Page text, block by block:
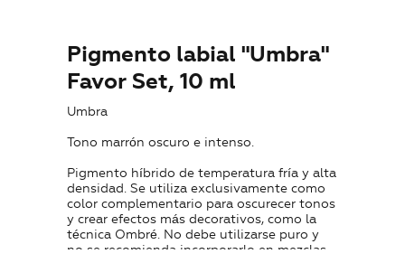
+7 (800) 707-50-92
Pigmento labial "Umbra"
Favor Set, 10 ml
Umbra
Tono marrón oscuro e intenso.
Pigmento híbrido de temperatura fría y alta
densidad. Se utiliza exclusivamente como
color complementario para oscurecer tonos
y crear efectos más decorativos, como la
técnica Ombré. No debe utilizarse puro y
no se recomienda incorporarlo en mezclas